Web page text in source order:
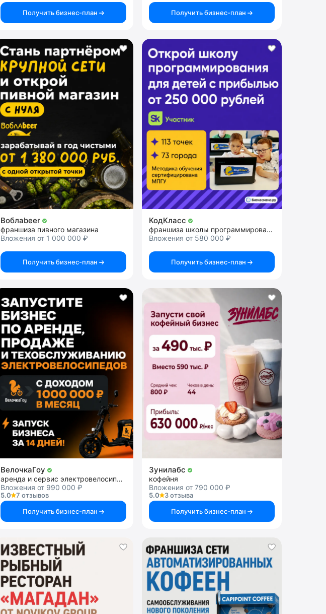
Получить бизнес-план Получить бизнес-план
Воблаbeer
франшиза пивного магазина
Вложения от 1 000 000 ₽
Получить бизнес-план
КодКласс
франшиза школы программирования
Вложения от 580 000 ₽
Получить бизнес-план
ВелочкаГоу
аренда и сервис электровелосипедов
Вложения от 990 000 ₽
5.0
7 отзывов
Получить бизнес-план
Зунилабс
кофейня
Вложения от 790 000 ₽
5.0
3 отзыва
Получить бизнес-план